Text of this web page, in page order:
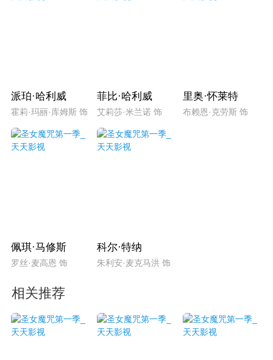
派珀·哈利威
霍莉·玛丽·库姆斯 饰
菲比·哈利威
艾莉莎·米兰诺 饰
里奥·怀莱特
布赖恩·克劳斯 饰
佩琪·马修斯
罗丝·麦高恩 饰
科尔·特纳
朱利安·麦克马洪 饰
相关推荐